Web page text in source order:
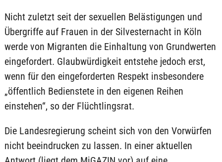
Nicht zuletzt seit der sexuellen Belästigungen und
Übergriffe auf Frauen in der Silvesternacht in Köln
werde von Migranten die Einhaltung von Grundwerten
eingefordert. Glaubwürdigkeit entstehe jedoch erst,
wenn für den eingeforderten Respekt insbesondere
„öffentlich Bedienstete in den eigenen Reihen
einstehen“, so der Flüchtlingsrat.
Die Landesregierung scheint sich von den Vorwürfen
nicht beeindrucken zu lassen. In einer aktuellen